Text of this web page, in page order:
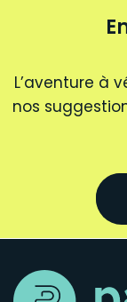
L’aventure à
nos